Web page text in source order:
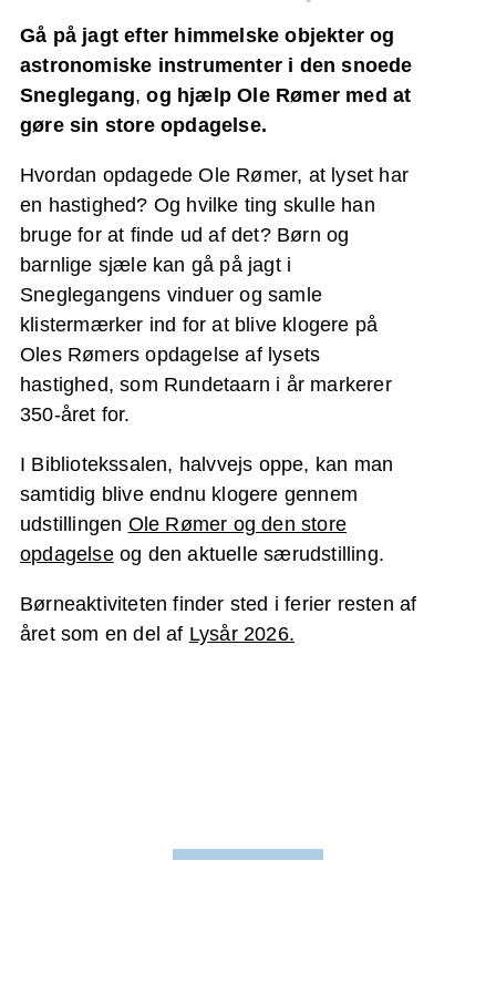
Gå på jagt efter himmelske objekter og
astronomiske instrumenter i den snoede
Sneglegang,og hjælp Ole Rømer med at
gøre sin store opdagelse.
Hvordan opdagede Ole Rømer, at lyset har
en hastighed? Og hvilke ting skulle han
bruge for at finde ud af det? Børn og
barnlige sjæle kan gå på jagt i
Sneglegangens vinduer og samle
klistermærker ind for at blive klogere på
Oles Rømers opdagelse af lysets
hastighed, som Rundetaarn i år markerer
350-året for.
I Bibliotekssalen, halvvejs oppe, kan man
samtidig blive endnu klogere gennem
udstillingen Ole Rømer og den store
opdagelseog den aktuelle særudstilling.
Børneaktiviteten finder sted i ferier resten af
året som en del af Lysår 2026.